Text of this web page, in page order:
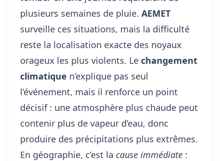
plusieurs semaines de pluie. AEMET
surveille ces situations, mais la difficulté
reste la localisation exacte des noyaux
orageux les plus violents. Le changement
climatique n’explique pas seul
l’événement, mais il renforce un point
décisif : une atmosphère plus chaude peut
contenir plus de vapeur d’eau, donc
produire des précipitations plus extrêmes.
En géographie, c’est la cause immédiate :